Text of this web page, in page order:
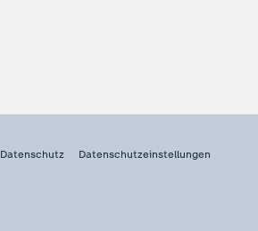
Datenschutz Datenschutzeinstellungen